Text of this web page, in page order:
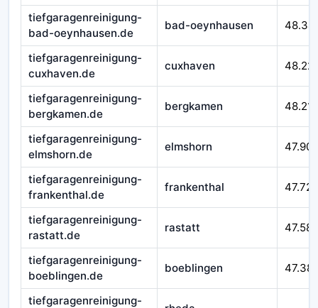
tiefgaragenreinigung-
bad-oeynhausen.de
bad-oeynhausen
tiefgaragenreinigung-
cuxhaven.de
cuxhaven 48.221
tiefgaragenreinigung-
bergkamen.de
bergkamen 48.218
tiefgaragenreinigung-
elmshorn.de
elmshorn 47.907
tiefgaragenreinigung-
frankenthal.de
frankenthal 47.727
tiefgaragenreinigung-
rastatt.de
rastatt 47.586
tiefgaragenreinigung-
boeblingen.de
boeblingen
tiefgaragenreinigung-